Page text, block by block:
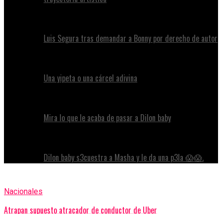
Luis Segura tras demandar a Bonny por derecho de autor
Una yipeta o una cárcel adivina
Mira lo que le acaba de pasar a Dilon baby
Dilon baby s3cuestra a Masha y le da una p3la 😱😱.
Nacionales
Atrapan supuesto atracador de conductor de Uber